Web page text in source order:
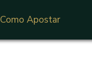
Como Apostar